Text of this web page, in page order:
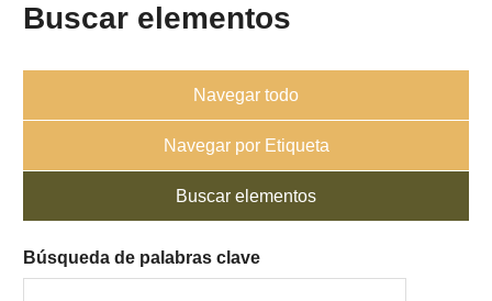
Buscar elementos
Navegar todo
Navegar por Etiqueta
Buscar elementos
Búsqueda de palabras clave